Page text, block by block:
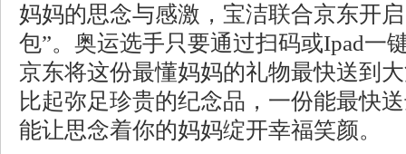
妈妈的思念与感激，宝洁联合京东开
包”。奥运选手只要通过扫码或Ipad一
京东将这份最懂妈妈的礼物最快送到
比起弥足珍贵的纪念品，一份能最快
能让思念着你的妈妈绽开幸福笑颜。